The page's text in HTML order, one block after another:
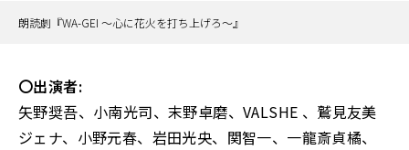
朗読劇『WA-GEI ～心に花火を打ち上げろ～』
〇出演者:
矢野奨吾、小南光司、末野卓磨、VALSHE 、鷲見友美
ジェナ、小野元春、岩田光央、関智一、一龍斎貞橘、